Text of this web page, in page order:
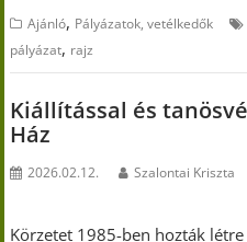
Ajánló, Pályázatok, vetélkedők
pályázat, rajz
Kiállítással és
Ház
2026.02.12. Szalontai Kriszta
Körzetet 1985-ben hozták